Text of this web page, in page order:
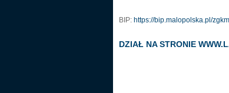
BIP: https://bip.malopolska.pl/
DZIAŁ NA STRONIE